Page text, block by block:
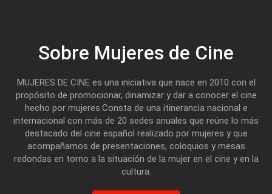
Sobre Mujeres de Cine
MUJERES DE CINE es una iniciativa que nace en 2010 con el
propósito de promocionar, dinamizar y dar a conocer el cine
hecho por mujeres.Consta de una itinerancia nacional e
internacional con más de 20 sedes anuales que reúne lo más
destacado del cine español realizado por mujeres y que
acompañamos de presentaciones, coloquios y mesas
redondas en torno a la situación de la mujer en el cine y en la
cultura.